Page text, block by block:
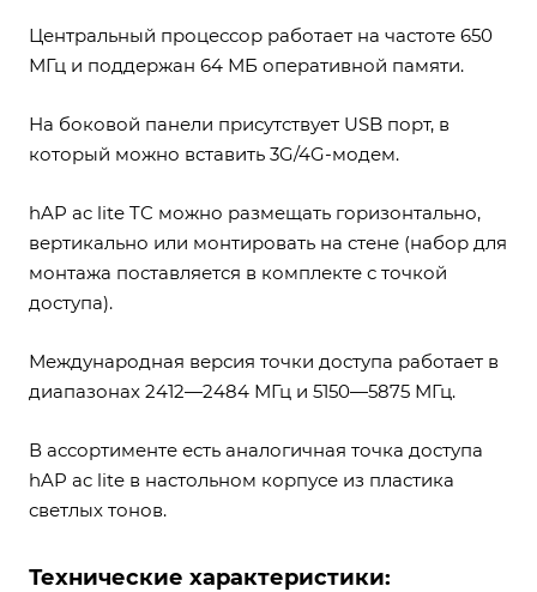
Центральный процессор работает на частоте 650
МГц и поддержан 64 МБ оперативной памяти.
На боковой панели присутствует USB порт, в
который можно вставить 3G/4G-модем.
hAP ac lite TC можно размещать горизонтально,
вертикально или монтировать на стене (набор для
монтажа поставляется в комплекте с точкой
доступа).
Международная версия точки доступа работает в
диапазонах 2412—2484 МГц и 5150—5875 МГц.
В ассортименте есть аналогичная точка доступа
hAP ac lite в настольном корпусе из пластика
светлых тонов.
Технические характеристики: